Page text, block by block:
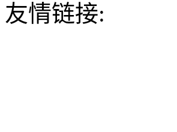
友情链接: